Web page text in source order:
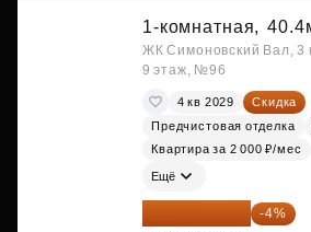
1-комнатная,
ЖК Симоновский Вал, 3
9 этаж, №96
4 кв 2029
Скидка
Предчистовая отделка
Квартира за 2 000 ₽/мес
Ещё
26 062 848 ₽ -4%